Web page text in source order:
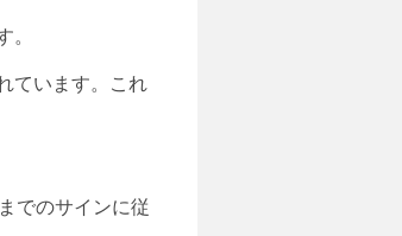
。
ています。これ
でのサインに従